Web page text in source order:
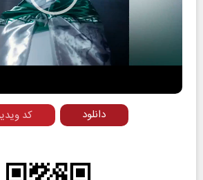
Play
Video
کد دانلود